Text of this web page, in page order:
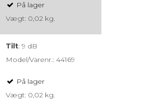
På lager
Vægt: 0,02 kg.
Tilt: 9 dB
Model/Varenr.: 44169
På lager
Vægt: 0,02 kg.